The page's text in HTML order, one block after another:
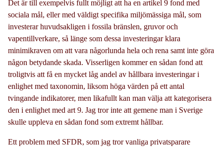
Det är till exempelvis fullt möjligt att ha en artikel 9 fond med
sociala mål, eller med väldigt specifika miljömässiga mål, som
investerar huvudsakligen i fossila bränslen, gruvor och
vapentillverkare, så länge som dessa investeringar klara
minimikraven om att vara någorlunda hela och rena samt inte göra
någon betydande skada. Visserligen kommer en sådan fond att
troligtvis att få en mycket låg andel av hållbara investeringar i
enlighet med taxonomin, liksom höga värden på ett antal
tvingande indikatorer, men likafullt kan man välja att kategorisera
den i enlighet med art 9. Jag tror inte att gemene man i Sverige
skulle uppleva en sådan fond som extremt hållbar.
Ett problem med SFDR, som jag tror vanliga privatsparare